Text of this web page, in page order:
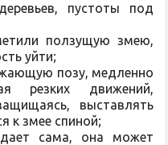
пустоты под
ползущую змею,
уйти;
позу, медленно
резких движений,
выставлять
к змее спиной;
сама, она может